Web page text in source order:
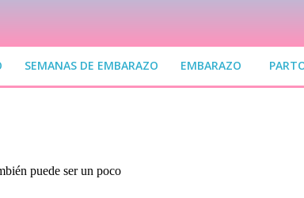
SEMANAS DE EMBARAZO EMBARAZO
puede ser un poco